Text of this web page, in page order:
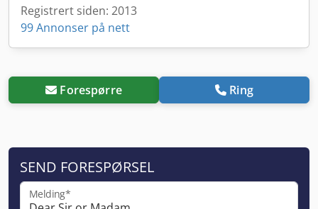
Registrert siden: 2013
99 Annonser på nett
Forespørre Ring
SEND FORESPØRSEL
Melding*